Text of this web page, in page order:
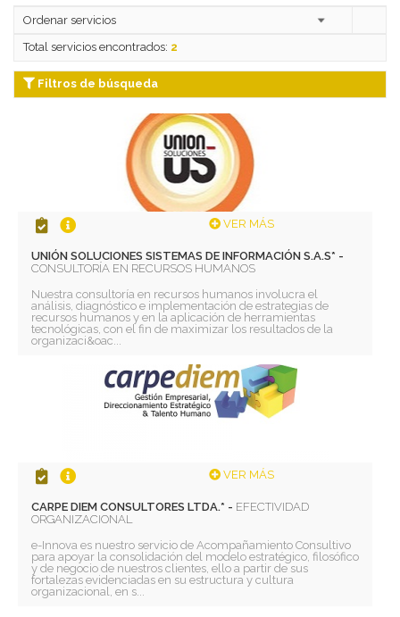
Total servicios encontrados: 2
Filtros de búsqueda
VER MÁS
UNIÓN SOLUCIONES SISTEMAS DE INFORMACIÓN S.A.S* -
CONSULTORÍA EN RECURSOS HUMANOS
Nuestra consultoría en recursos humanos involucra el
análisis, diagnóstico e implementación de estrategias de
recursos humanos y en la aplicación de herramientas
tecnológicas, con el fin de maximizar los resultados de la
organizaci&oac...
VER MÁS
CARPE DIEM CONSULTORES LTDA.* - EFECTIVIDAD
ORGANIZACIONAL
e-Innova es nuestro servicio de Acompañamiento Consultivo
para apoyar la consolidación del modelo estratégico, filosófico
y de negocio de nuestros clientes, ello a partir de sus
fortalezas evidenciadas en su estructura y cultura
organizacional, en s...